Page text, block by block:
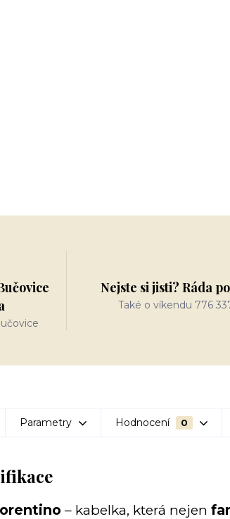
Nejste si jisti? Ráda
Také o víkendu 776
Parametry Hodnocení 0
– kabelka, která nejen